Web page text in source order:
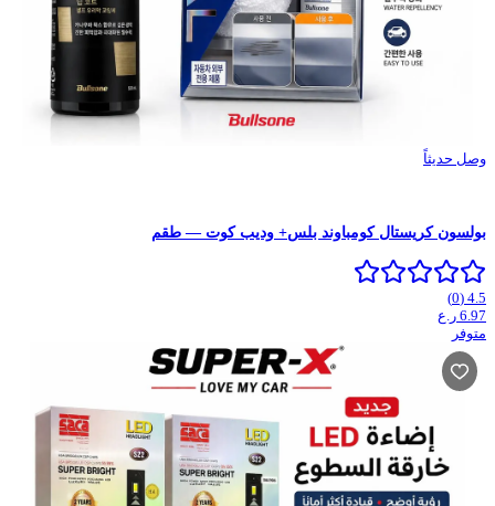
وصل حديثاً
بولسون كريستال كومباوند بلس+ وديب كوت — طقم
4.5
(
0
)
6.97 ر.ع
متوفر